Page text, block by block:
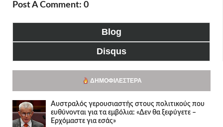
Post A Comment: 0
Blog
Disqus
ΔΗΜΟΦΙΛΈΣΤΕΡΑ
Αυστραλός γερουσιαστής στους πολιτικούς που
ευθύνονται για τα εμβόλια: «Δεν θα ξεφύγετε –
Ερχόμαστε για εσάς»